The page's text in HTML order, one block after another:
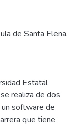
de Santa Elena,
Estatal
realiza de dos
software de
que tiene